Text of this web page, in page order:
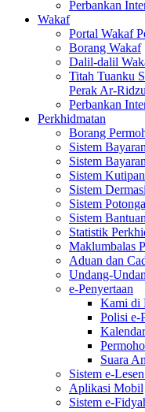
Perbankan
Wakaf
Portal Wakaf
Borang Wakaf
Dalil-dalil
Titah Tuanku
Perak Ar-
Perbankan
Perkhidmatan
Borang
Sistem
Sistem
Sistem
Sistem
Sistem
Sistem
Statistik
Maklumbalas
Aduan dan
Undang-
e-Penyertaan
Kami di
Polisi e-
Suara
Sistem e-
Aplikasi Mobil
Sistem e-